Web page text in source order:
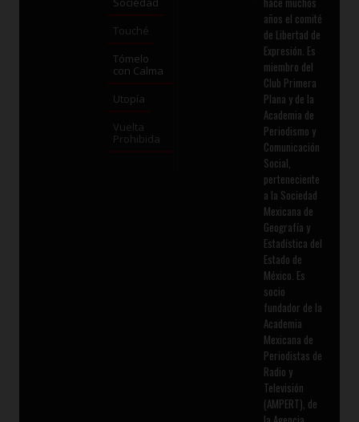
Touché
Tómelo
con Calma
Utopía
Vuelta
Prohibida
años el comité
de Libertad de
Expresión. Es
miembro del
Club Primera
Plana y de la
Academia de
Periodismo y
Comunicación
Social,
perteneciente
a la Sociedad
Mexicana de
Geografía y
Estadística del
Estado de
México. Es
socio
fundador de la
Academia
Mexicana de
Periodistas de
Radio y
Televisión
(AMPERT), de